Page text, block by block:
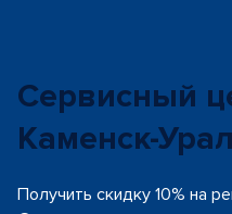
Сервисный
Каменск-
Получить скидку 10% на